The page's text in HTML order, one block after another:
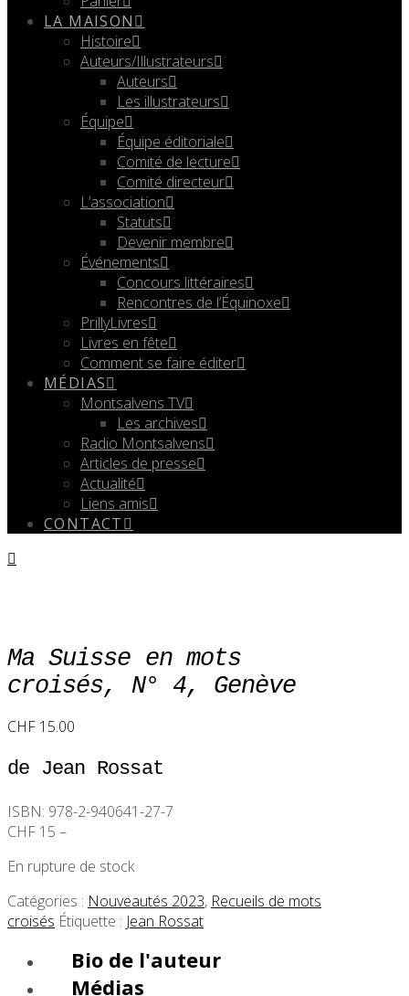
LA MAISON
Histoire
Auteurs/Illustrateurs
Auteurs
Les illustrateurs
Équipe
Équipe éditoriale
Comité de lecture
Comité directeur
L’association
Statuts
Devenir membre
Événements
Concours littéraires
Rencontres de l’Équinoxe
PrillyLivres
Livres en fête
Comment se faire éditer
MÉDIAS
Montsalvens TV
Les archives
Radio Montsalvens
Articles de presse
Actualité
Liens amis
CONTACT
Ma Suisse en mots
croisés, N° 4, Genève
CHF 15.00
de Jean Rossat
ISBN: 978-2-940641-27-7
CHF 15 –
En rupture de stock
Catégories : Nouveautés 2023, Recueils de mots
croisés Étiquette : Jean Rossat
Bio de l'auteur
Médias